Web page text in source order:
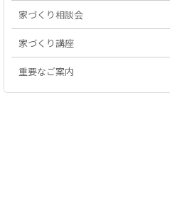
家づくり相談会
家づくり講座
重要なご案内